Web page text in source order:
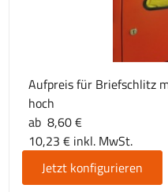
Aufpreis für Briefschlitz
hoch
ab 8,60 €
10,23 € inkl. MwSt.
Jetzt konfigurieren